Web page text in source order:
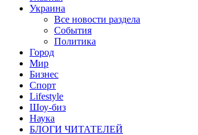
Украина
Все новости раздела
События
Политика
Город
Мир
Бизнес
Спорт
Lifestyle
Шоу-биз
Наука
БЛОГИ ЧИТАТЕЛЕЙ